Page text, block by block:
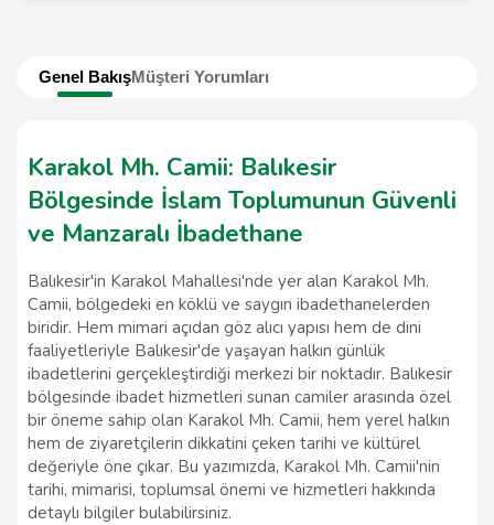
Genel BakışMüşteri Yorumları
Karakol Mh. Camii: Balıkesir
Bölgesinde İslam Toplumunun Güvenli
ve Manzaralı İbadethane
Balıkesir'in Karakol Mahallesi'nde yer alan Karakol Mh.
Camii, bölgedeki en köklü ve saygın ibadethanelerden
biridir. Hem mimari açıdan göz alıcı yapısı hem de dini
faaliyetleriyle Balıkesir'de yaşayan halkın günlük
ibadetlerini gerçekleştirdiği merkezi bir noktadır. Balıkesir
bölgesinde ibadet hizmetleri sunan camiler arasında özel
bir öneme sahip olan Karakol Mh. Camii, hem yerel halkın
hem de ziyaretçilerin dikkatini çeken tarihi ve kültürel
değeriyle öne çıkar. Bu yazımızda, Karakol Mh. Camii'nin
tarihi, mimarisi, toplumsal önemi ve hizmetleri hakkında
detaylı bilgiler bulabilirsiniz.